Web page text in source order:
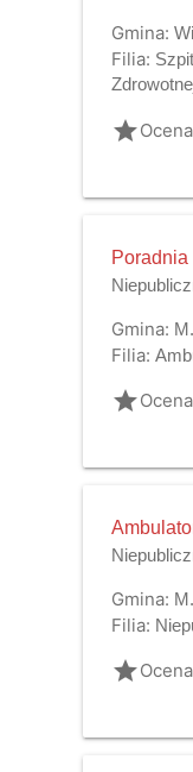
Gmina:
Filia:
grade
Gmina:
Filia:
grade
Gmina:
Filia:
grade